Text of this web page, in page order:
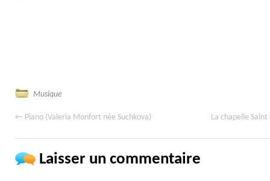
Musique
← Piano (Valeria Monfort née Suchkova) La chapelle
Laisser un commentaire